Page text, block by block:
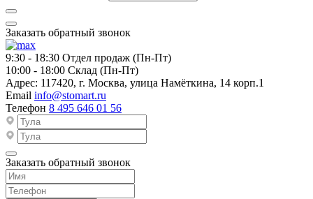
Заказать обратный звонок
9:30 - 18:30 Отдел продаж (Пн-Пт)
10:00 - 18:00 Склад (Пн-Пт)
Адрес: 117420, г. Москва, улица Намёткина, 14 корп.1
Email info@stomart.ru
Телефон 8 495 646 01 56
Заказать обратный звонок